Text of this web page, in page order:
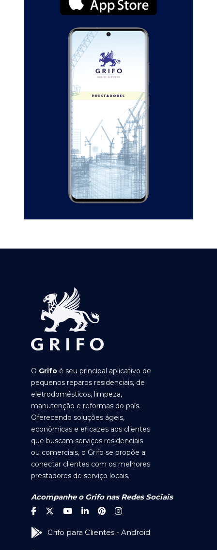
O Grifo é seu principal aplicativo de
pequenos reparos residenciais, de
eletrodomésticos, limpeza,
manutenção e reformas do país.
Oferecendo soluções ágeis,
econômicas e eficazes aos clientes
que buscam serviços residenciais
ou comerciais, o Grifo se propõe a
conectar clientes com os melhores
prestadores de serviço locais.
Acompanhe o Grifo nas Redes Sociais
Grifo para Clientes - Android